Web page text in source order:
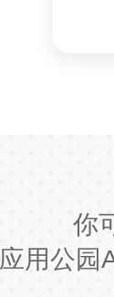
你
应用公园